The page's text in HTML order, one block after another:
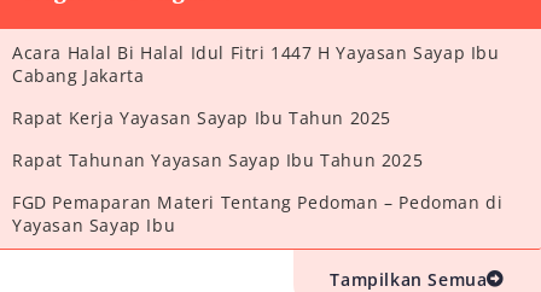
Acara Halal Bi Halal Idul Fitri 1447 H Yayasan Sayap Ibu
Cabang Jakarta
Rapat Kerja Yayasan Sayap Ibu Tahun 2025
Rapat Tahunan Yayasan Sayap Ibu Tahun 2025
FGD Pemaparan Materi Tentang Pedoman – Pedoman di
Yayasan Sayap Ibu
Tampilkan Semua